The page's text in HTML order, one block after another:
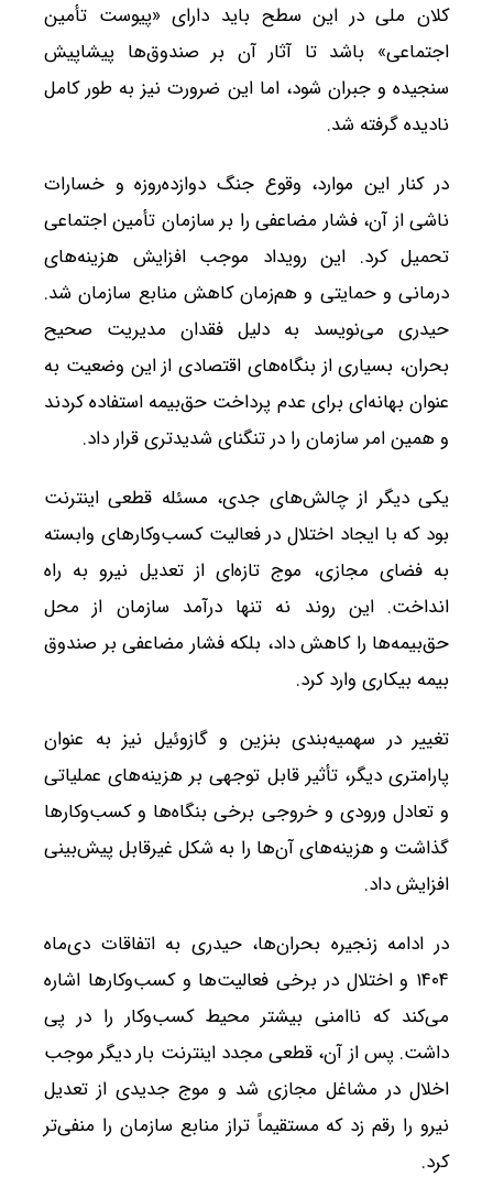
کلان ملی در این سطح باید دارای «پیوست تأمین
اجتماعی» باشد تا آثار آن بر صندوق‌ها پیشاپیش
سنجیده و جبران شود، اما این ضرورت نیز به طور کامل
نادیده گرفته شد.
در کنار این موارد، وقوع جنگ دوازده‌روزه و خسارات
ناشی از آن، فشار مضاعفی را بر سازمان تأمین اجتماعی
تحمیل کرد. این رویداد موجب افزایش هزینه‌های
درمانی و حمایتی و هم‌زمان کاهش منابع سازمان شد.
حیدری می‌نویسد به دلیل فقدان مدیریت صحیح
بحران، بسیاری از بنگاه‌های اقتصادی از این وضعیت به
عنوان بهانه‌ای برای عدم پرداخت حق‌بیمه استفاده کردند
و همین امر سازمان را در تنگنای شدیدتری قرار داد.
یکی دیگر از چالش‌های جدی، مسئله قطعی اینترنت
بود که با ایجاد اختلال در فعالیت کسب‌وکارهای وابسته
به فضای مجازی، موج تازه‌ای از تعدیل نیرو به راه
انداخت. این روند نه تنها درآمد سازمان از محل
حق‌بیمه‌ها را کاهش داد، بلکه فشار مضاعفی بر صندوق
بیمه بیکاری وارد کرد.
تغییر در سهمیه‌بندی بنزین و گازوئیل نیز به عنوان
پارامتری دیگر، تأثیر قابل توجهی بر هزینه‌های عملیاتی
و تعادل ورودی و خروجی برخی بنگاه‌ها و کسب‌وکارها
گذاشت و هزینه‌های آن‌ها را به شکل غیرقابل پیش‌بینی
افزایش داد.
در ادامه زنجیره بحران‌ها، حیدری به اتفاقات دی‌ماه
۱۴۰۴ و اختلال در برخی فعالیت‌ها و کسب‌وکارها اشاره
می‌کند که ناامنی بیشتر محیط کسب‌وکار را در پی
داشت. پس از آن، قطعی مجدد اینترنت بار دیگر موجب
اخلال در مشاغل مجازی شد و موج جدیدی از تعدیل
نیرو را رقم زد که مستقیماً تراز منابع سازمان را منفی‌تر
کرد.